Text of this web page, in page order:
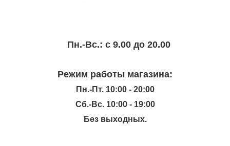
Пн.-Вc.: с 9.00 до 20.00
Режим работы магазина:
Пн.-Пт. 10:00 - 20:00
Сб.-Вс. 10:00 - 19:00
Без выходных.